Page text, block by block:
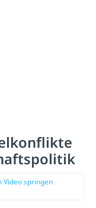
Video springen